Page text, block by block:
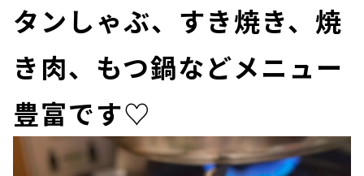
タンしゃぶ、すき焼き、焼
き肉、もつ鍋などメニュー
豊富です♡